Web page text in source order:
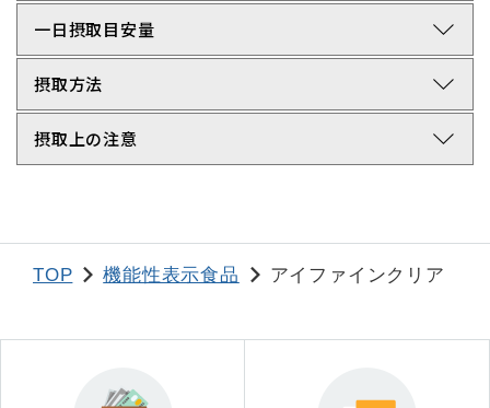
一日摂取目安量 arrow_forward_ios
摂取方法 arrow_forward_ios
摂取上の注意 arrow_forward_ios
TOP 機能性表示食品 アイファインクリア